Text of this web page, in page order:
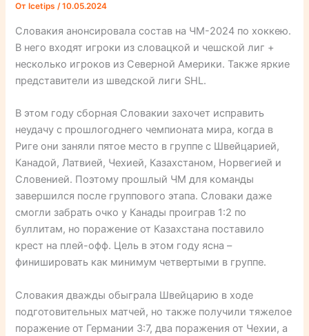
От Icetips/10.05.2024
Словакия анонсировала состав на ЧМ-2024 по хоккею.
В него входят игроки из словацкой и чешской лиг +
несколько игроков из Северной Америки. Также яркие
представители из шведской лиги SHL.
В этом году сборная Словакии захочет исправить
неудачу с прошлогоднего чемпионата мира, когда в
Риге они заняли пятое место в группе с Швейцарией,
Канадой, Латвией, Чехией, Казахстаном, Норвегией и
Словенией. Поэтому прошлый ЧМ для команды
завершился после группового этапа. Словаки даже
смогли забрать очко у Канады проиграв 1:2 по
буллитам, но поражение от Казахстана поставило
крест на плей-офф. Цель в этом году ясна –
финишировать как минимум четвертыми в группе.
Словакия дважды обыграла Швейцарию в ходе
подготовительных матчей, но также получили тяжелое
поражение от Германии 3:7, два поражения от Чехии, а